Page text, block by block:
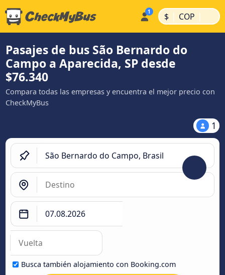
$ | COP |
Pasajes de bus São Bernardo do
Campo a Aparecida, SP desde
$76.340
Compara todas las empresas y encuentra el mejor precio con
CheckMyBus
1
Busca también alojamiento con Booking.com